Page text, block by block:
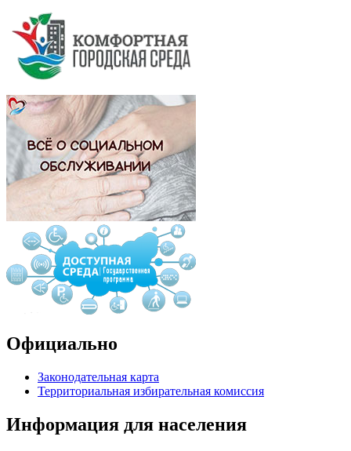
Официально
Законодательная карта
Территориальная избирательная комиссия
Информация для населения